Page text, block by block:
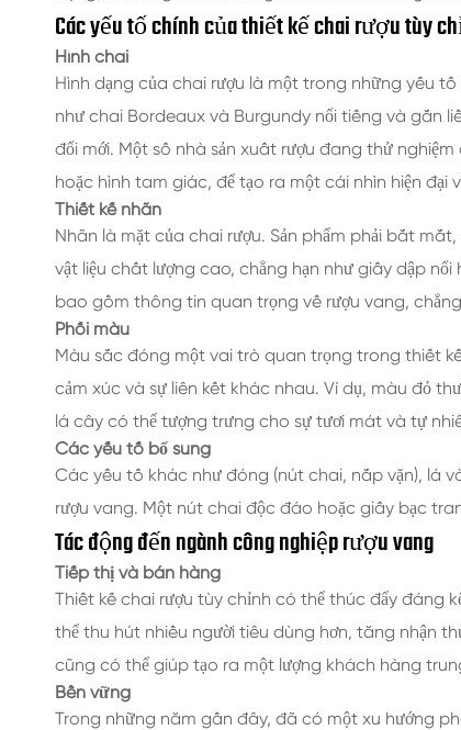
Các yếu tố chính của thiết kế chai rượu tùy
Hình chai
Hình dạng của chai rượu là một trong những yếu
như chai Bordeaux và Burgundy nổi tiếng và gắn
đổi mới. Một số nhà sản xuất rượu đang thử
hoặc hình tam giác, để tạo ra một cái nhìn hiện đại
Thiết kế nhãn
Nhãn là mặt của chai rượu. Sản phẩm phải bắt
vật liệu chất lượng cao, chẳng hạn như giấy dập
bao gồm thông tin quan trọng về rượu vang,
Phối màu
Màu sắc đóng một vai trò quan trọng trong thiết
cảm xúc và sự liên kết khác nhau. Ví dụ, màu đỏ
lá cây có thể tượng trưng cho sự tươi mát và tự
Các yếu tố bổ sung
Các yếu tố khác như đóng (nút chai, nắp vặn), lá
rượu vang. Một nút chai độc đáo hoặc giấy bạc
Tác động đến ngành công nghiệp rượu vang
Tiếp thị và bán hàng
Thiết kế chai rượu tùy chỉnh có thể thúc đẩy đáng
thể thu hút nhiều người tiêu dùng hơn, tăng nhận
cũng có thể giúp tạo ra một lượng khách hàng
Bền vững
Trong những năm gần đây, đã có một xu hướng